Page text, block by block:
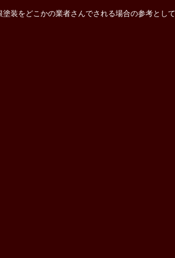
装をどこかの業者さんでされる場合の参考として